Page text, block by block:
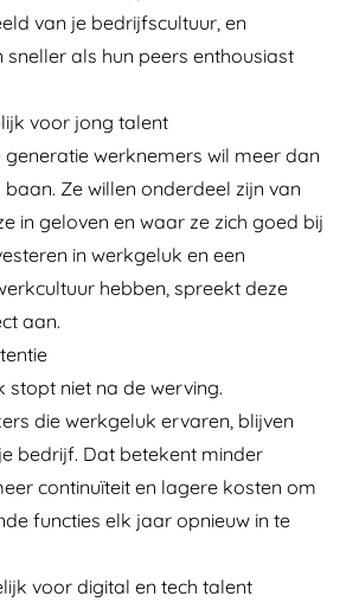
van je bedrijfscultuur, en
sneller als hun peers enthousiast
voor jong talent
generatie werknemers wil meer dan
baan. Ze willen onderdeel zijn van
in geloven en waar ze zich goed bij
in werkgeluk en een
hebben, spreekt deze
aan.
stopt niet na de werving.
die werkgeluk ervaren, blijven
bedrijf. Dat betekent minder
continuïteit en lagere kosten om
functies elk jaar opnieuw in te
voor digital en tech talent